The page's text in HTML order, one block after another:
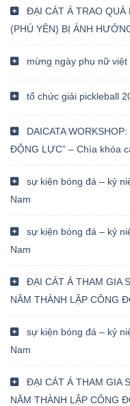
ĐẠI CÁT Á TRAO QUÀ
(PHÚ YÊN) BỊ ẢNH
mừng ngày phụ nữ
tổ chức giải pickleball
DAICATA
ĐỘNG LỰC” – Chìa khóa
sự kiện bóng đá – kỷ
Nam
sự kiện bóng đá – kỷ
Nam
ĐẠI CÁT Á THAM GIA
NĂM THÀNH LẬP CÔNG
sự kiện bóng đá – kỷ
Nam
ĐẠI CÁT Á THAM GIA
NĂM THÀNH LẬP CÔNG